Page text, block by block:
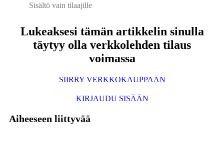
Sisältö vain tilaajille
Lukeaksesi tämän artikkelin sinulla
täytyy olla verkkolehden tilaus
voimassa
SIIRRY VERKKOKAUPPAAN
KIRJAUDU SISÄÄN
Aiheeseen liittyvää